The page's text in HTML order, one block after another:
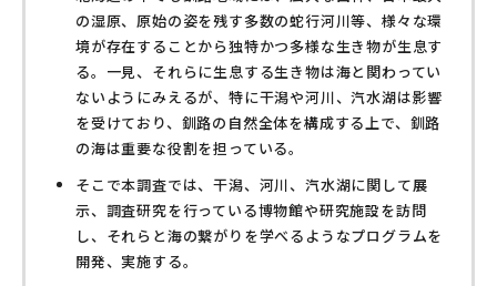
の湿原、原始の姿を残す多数の蛇行河川等、様々な環
境が存在することから独特かつ多様な生き物が生息す
る。一見、それらに生息する生き物は海と関わってい
ないようにみえるが、特に干潟や河川、汽水湖は影響
を受けており、釧路の自然全体を構成する上で、釧路
の海は重要な役割を担っている。
そこで本調査では、干潟、河川、汽水湖に関して展
示、調査研究を行っている博物館や研究施設を訪問
し、それらと海の繋がりを学べるようなプログラムを
開発、実施する。